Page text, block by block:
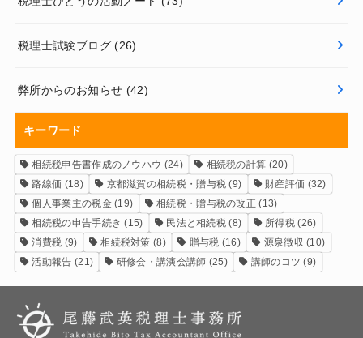
税理士試験ブログ(26)
弊所からのお知らせ (42)
キーワード
相続税申告書作成のノウハウ (24) 相続税の計算 (20)
路線価 (18) 京都滋賀の相続税・贈与税 (9) 財産評価 (32)
個人事業主の税金(19) 相続税・贈与税の改正 (13)
相続税の申告手続き (15) 民法と相続税 (8) 所得税(26)
消費税 (9) 相続税対策 (8) 贈与税 (16) 源泉徴収 (10)
活動報告 (21) 研修会・講演会講師 (25) 講師のコツ (9)